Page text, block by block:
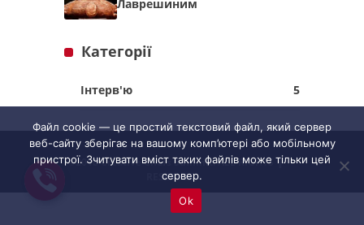
Лаврешиним
Категорії
Інтерв'ю 5
©2018 Creative Chefs Summit. ALL RIGHTS
RESERVED
Файл cookie — це простий текстовий файл, який сервер
веб-сайту зберігає на вашому комп’ютері або мобільному
пристрої. Зчитувати вміст таких файлів може тільки цей
сервер.
Ok